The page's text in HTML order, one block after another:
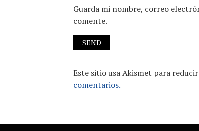
Guarda mi nombre, correo
comente.
Este sitio usa Akismet para
comentarios.